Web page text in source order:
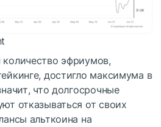
эфриумов,
достигло максимума в
что долгосрочные
отказываться от своих
альткоина на